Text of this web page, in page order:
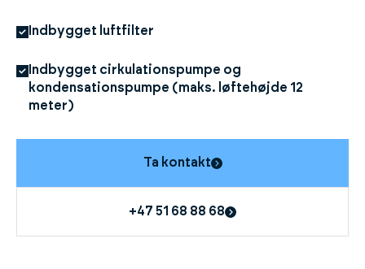
Indbygget luftfilter
Indbygget cirkulationspumpe og
kondensationspumpe (maks. løftehøjde 12
meter)
Ta kontakt
+47 51 68 88 68